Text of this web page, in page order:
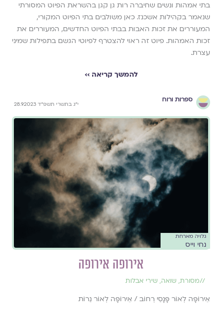
בתי אמהות ונשים שחיברה רות גן קגן בהשראת הפיוט המסורתי
שנאמר בקהילות אשכנז. כאן משולבים בתי הפיוט המקורי,
המעוררים את זכות האבות בבתי הפיוט החדשים, המעוררים את
זכות האמהות. פיוט זה ראוי להצטרף לפיוטי הגשם בתפילות שמיני
עצרת.
להמשך קריאה ››
ספרות ורוח
י״ג בתשרי תשפ״ד 28.9.2023
גלויה מארחת
נחי וייס
אירופה אירופה
//מסורת, שואה, שירי אבלות
אֵירוֹפָּה לְאוֹר פָּנָסֵי רְחוֹב / אֵירוֹפָּה לְאוֹר נֵרוֹת